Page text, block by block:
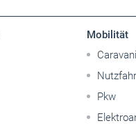
Mobilität
Pkw